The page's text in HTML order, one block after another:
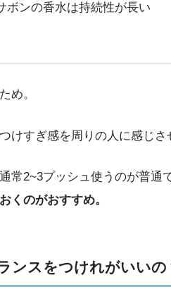
ボンの香水は持続性が長い
め。
けすぎ感を周りの人に感じさ
常2~3プッシュ使うのが普通
くのがおすすめ。
ンスをつけれがいいの